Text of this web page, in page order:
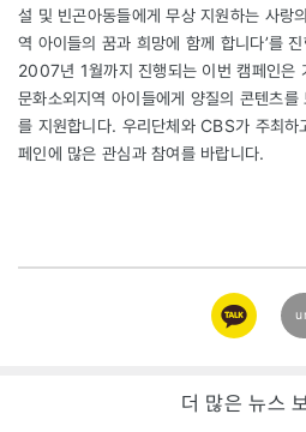
설 및 빈곤아동들에게 무상 지원하는 사랑
역 아이들의 꿈과 희망에 함께 합니다’를
2007년 1월까지 진행되는 이번 캠페인은
문화소외지역 아이들에게 양질의 콘텐츠
를 지원합니다. 우리단체와 CBS가 주최
페인에 많은 관심과 참여를 바랍니다.
카카오
링크
더 많은 뉴스